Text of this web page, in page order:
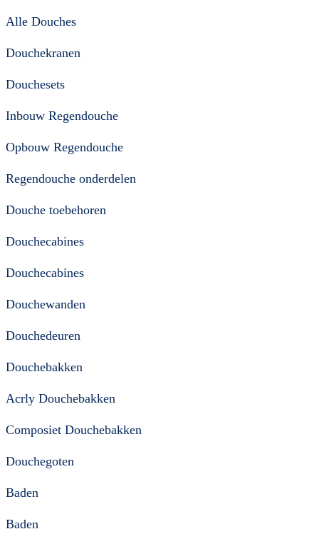
Alle Douches
Douchekranen
Douchesets
Inbouw Regendouche
Opbouw Regendouche
Regendouche onderdelen
Douche toebehoren
Douchecabines
Douchecabines
Douchewanden
Douchedeuren
Douchebakken
Acrly Douchebakken
Composiet Douchebakken
Douchegoten
Baden
Baden